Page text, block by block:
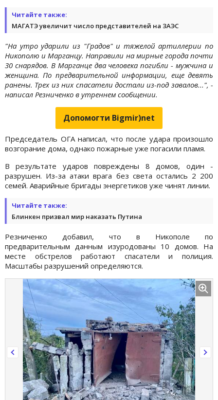
Читайте также:
МАГАТЭ увеличит число представителей на ЗАЭС
"На утро ударили из "Градов" и тяжелой артиллерии по
Никополю и Марганцу. Направили на мирные города почти
30 снарядов. В Марганце два человека погибли - мужчина и
женщина. По предварительной информации, еще девять
ранены. Трех из них спасатели достали из-под завалов...", -
написал Резниченко в утреннем сообщении.
Допомогти Bigmir)net
Председатель ОГА написал, что после удара произошло
возгорание дома, однако пожарные уже погасили пламя.
В результате ударов повреждены 8 домов, один -
разрушен. Из-за атаки врага без света остались 2 200
семей. Аварийные бригады энергетиков уже чинят линии.
Читайте также:
Блинкен призвал мир наказать Путина
Резниченко добавил, что в Никополе по
предварительным данным изуродованы 10 домов. На
месте обстрелов работают спасатели и полиция.
Масштабы разрушений определяются.